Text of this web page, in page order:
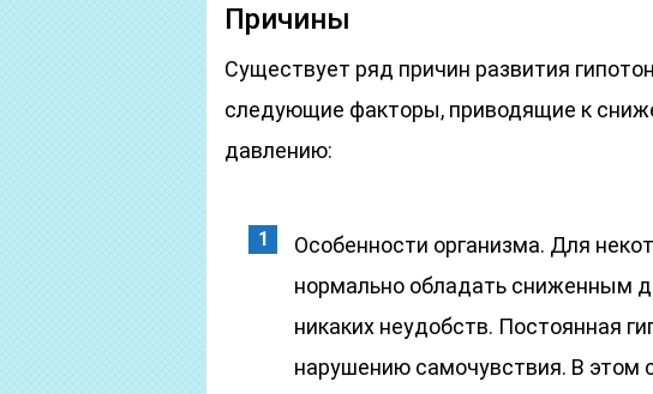
Причины
Существует ряд причин развития
следующие факторы, приводящие к
давлению:
Особенности организма. Для
нормально обладать сниженным
никаких неудобств. Постоянная
нарушению самочувствия. В этом